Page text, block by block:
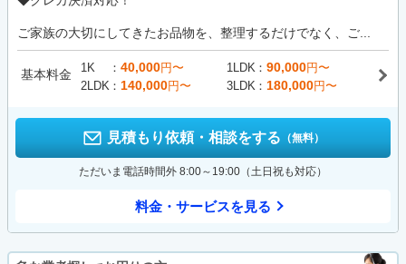
ご家族の大切にしてきたお品物を、整理するだけでなく、ご...
基本料金 1K 40,000円〜 1LDK 90,000円〜
2LDK
140,000円〜 3LDK 180,000円〜
見積もり依頼・相談をする （無料）
ただいま電話時間外 8:00～19:00（土日祝も対応）
料金・サービスを見る